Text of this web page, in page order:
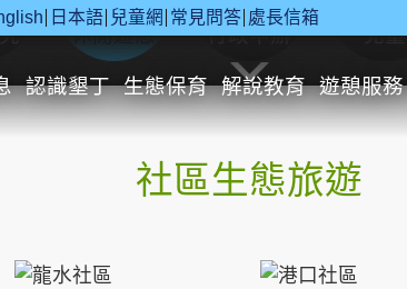
日本語 兒童網 常見問答 處長信箱
認識墾丁 生態保育 解說教育 遊憩服務
休閒遊憩 行政申辦 兒童
社區生態旅遊